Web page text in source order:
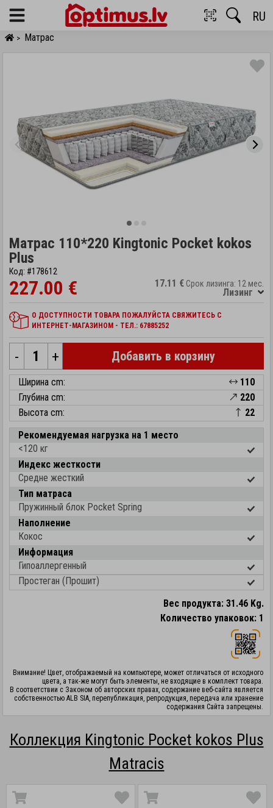
Menu RU
> Матрас
Матрас 110*220 Kingtonic Pocket kokos
Plus
Код: #178612
227.00 € 17.11 € Срок лизинга: 12 мес.
Лизинг
О ДОСТУПНОСТИ ТОВАРА ПОЖАЛУЙСТА СВЯЖИТЕСЬ С
ИНТЕРНЕТ-МАГАЗИНОМ - ТЕЛ.: 67885252
- + Добавить в корзину
Ширина cm:
110
Глубина cm:
220
Высота cm:
22
Рекомендуемая нагрузка на 1 место
<120 кг
Индекс жесткости
Средне жесткий
Тип матраса
Пружинный блок Pocket Spring
Наполнение
Кокос
Информация
Гипоаллергенный
Простеган (Прошит)
Вес продукта: 31.46 Kg.
Количество упаковок: 1
Внимание! Цвет, отображаемый на компьютере, может отличаться от исходного
цвета, а так-же могут быть элементы, не входящие в комплект товара.
В соответствии с Законом об авторских правах, содержание веб-сайта является
собственностью ALB SIA, перепубликация, репродукция, передача или хранение
содержания Сайта запрещены.
Коллекция Kingtonic Pocket kokos Plus
Matracis